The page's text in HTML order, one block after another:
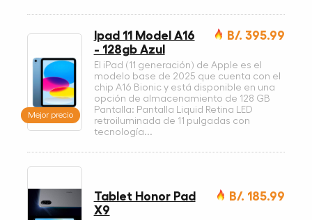
Mejor precio
B/. 395.99
Ipad 11 Model A16
- 128gb Azul
El iPad (11 generación) de Apple es el
modelo base de 2025 que cuenta con el
chip A16 Bionic y está disponible en una
opción de almacenamiento de 128 GB
Pantalla: Pantalla Liquid Retina LED
retroiluminada de 11 pulgadas con
tecnología...
B/. 185.99
Tablet Honor Pad
X9